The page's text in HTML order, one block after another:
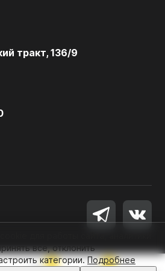
0 0
тракт, 136/9
все, отклонить
категории.Подробнее